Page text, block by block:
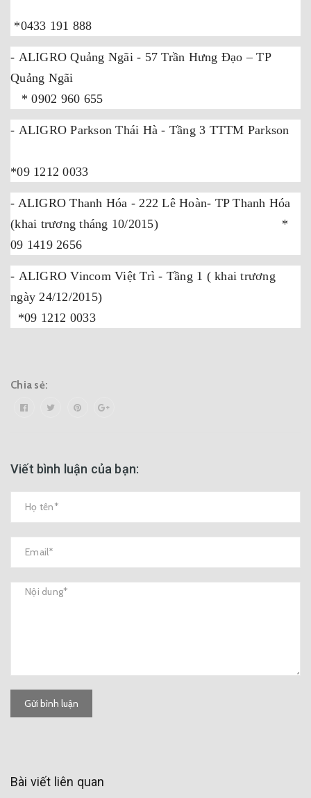
*0433 191 888
- ALIGROQuảng Ngãi - 57 Trần Hưng Đạo – TP
Quảng Ngãi
* 0902 960 655
- ALIGROParkson Thái Hà - Tầng 3 TTTM Parkson
*09 1212 0033
- ALIGRO Thanh Hóa - 222 Lê Hoàn- TP Thanh Hóa
(khai trương tháng 10/2015) *
09 1419 2656
- ALIGROVincom Việt Trì - Tầng 1 ( khai trương
ngày 24/12/2015)
*09 1212 0033
Chia sẻ:
Viết bình luận của bạn:
Gửi bình luận
Bài viết liên quan